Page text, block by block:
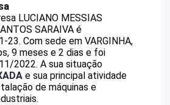
LUCIANO MESSIAS
SARAIVA é
23. Com sede em VARGINHA,
9 meses e 2 dias e foi
2022. A sua situação
e sua principal atividade
de máquinas e